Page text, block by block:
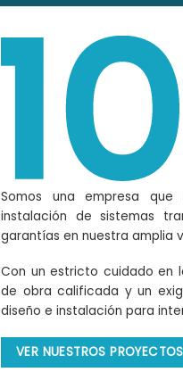
Somos una empresa
instalación de sistemas
garantías en nuestra amplia
Con un estricto cuidado en
de obra calificada y un
diseño e instalación para
VER NUESTROS PROYECTOS